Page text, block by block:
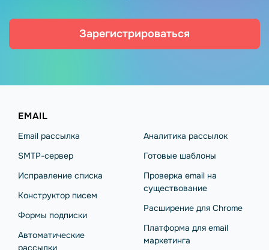
Зарегистрироваться
EMAIL
Email рассылка
SMTP-сервер
Исправление списка
Конструктор писем
Формы подписки
Автоматические
рассылки
Аналитика рассылок
Готовые шаблоны
Проверка email на
существование
Расширение для Chrome
Платформа для email
маркетинга